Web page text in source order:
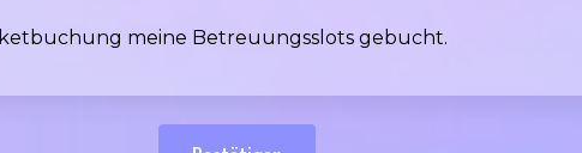
meine Betreuungsslots gebucht.